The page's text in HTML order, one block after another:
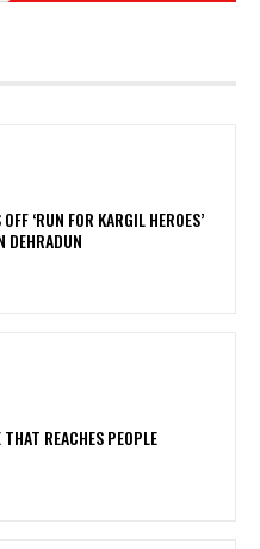
‘RUN FOR KARGIL HEROES’
DEHRADUN
THAT REACHES PEOPLE